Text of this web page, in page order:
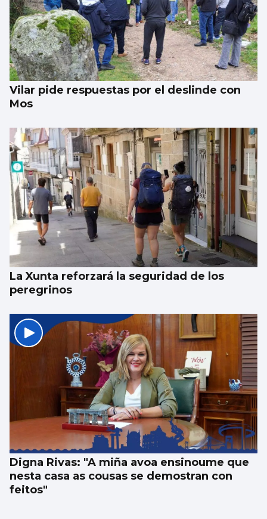
Vilar pide respuestas por el deslinde con
Mos
La Xunta reforzará la seguridad de los
peregrinos
Digna Rivas: "A miña avoa ensinoume que
nesta casa as cousas se demostran con
feitos"